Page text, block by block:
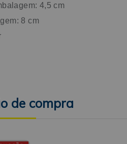
4,5 cm
8 cm